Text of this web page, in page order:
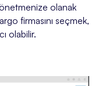
olanak
firmasını seçmek,
olabilir.